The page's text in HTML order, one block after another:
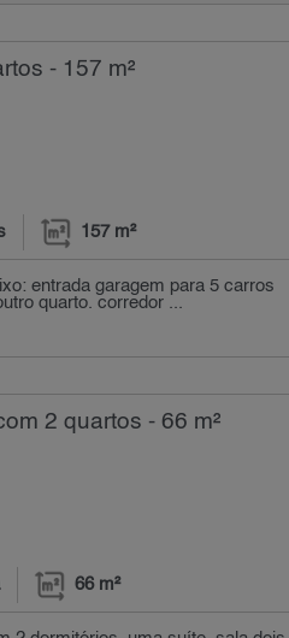
- 157 m²
157 m²
entrada garagem para 5 carros
quarto. corredor ...
2 quartos - 66 m²
66 m²